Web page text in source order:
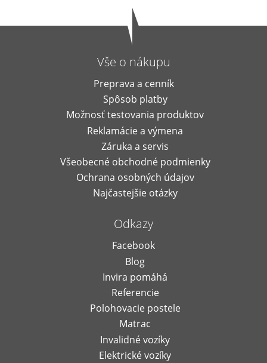
Vše o nákupu
Preprava a cenník
Spôsob platby
Možnosť testovania produktov
Reklamácie a výmena
Záruka a servis
Všeobecné obchodné podmienky
Ochrana osobných údajov
Najčastejšie otázky
Odkazy
Facebook
Blog
Invira pomáhá
Referencie
Polohovacie postele
Matrac
Invalidné vozíky
Elektrické vozíky